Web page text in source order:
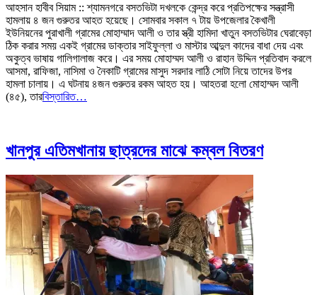
আহসান হাবীব সিয়াম :: শ্যামনগরে বসতভিটা দখলকে কেন্দ্র করে প্রতিপক্ষের সন্ত্রাসী
হামলায় ৪ জন গুরুতর আহত হয়েছে। সোমবার সকাল ৭ টায় উপজেলার কৈখালী
ইউনিয়নের পুরাখালী গ্রামের মোহাম্মাদ আলী ও তার স্ত্রী হামিদা খাতুন বসতভিটার ঘেরাবেড়া
ঠিক করার সময় একই গ্রামের ডাক্তার সাইফুল্লা ও মাস্টার আব্দুল কাদের বাধা দেয় এবং
অকুত্ব ভাষায় গালিগালাজ করে। এর সময় মোহাম্মদ আলী ও রাহান উদ্দিন প্রতিবাদ করলে
আসমা, রাফিজা, নাসিমা ও নৈকাটি গ্রামের মাসুদ সরদার লাঠি সোটা নিয়ে তাদের উপর
হামলা চালায়। এ ঘটনায় ৪জন গুরুতর রকম আহত হয়। আহতরা হলো মোহাম্মদ আলী
(৪৫), তারবিস্তারিত…
খানপুর এতিমখানায় ছাত্রদের মাঝে কম্বল বিতরণ